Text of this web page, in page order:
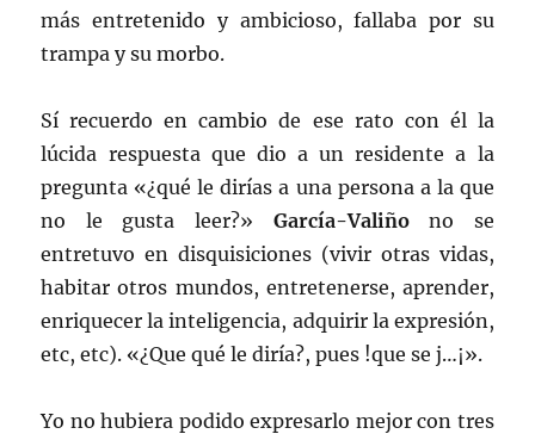
más entretenido y ambicioso, fallaba por su
trampa y su morbo.
Sí recuerdo en cambio de ese rato con él la
lúcida respuesta que dio a un residente a la
pregunta «¿qué le dirías a una persona a la que
no le gusta leer?» García-Valiñono se
entretuvo en disquisiciones (vivir otras vidas,
habitar otros mundos, entretenerse, aprender,
enriquecer la inteligencia, adquirir la expresión,
etc, etc). «¿Que qué le diría?, pues !que se j…¡».
Yo no hubiera podido expresarlo mejor con tres